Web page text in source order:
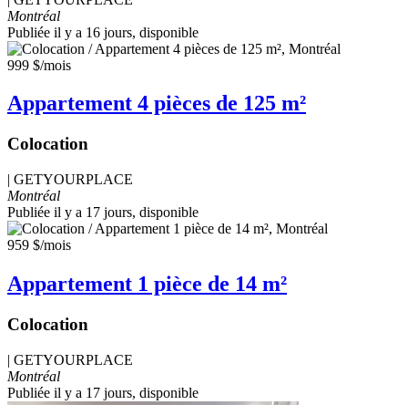
Montréal
Publiée il y a 16 jours, disponible
999 $/mois
Appartement 4 pièces de 125 m²
Colocation
| GETYOURPLACE
Montréal
Publiée il y a 17 jours, disponible
959 $/mois
Appartement 1 pièce de 14 m²
Colocation
| GETYOURPLACE
Montréal
Publiée il y a 17 jours, disponible